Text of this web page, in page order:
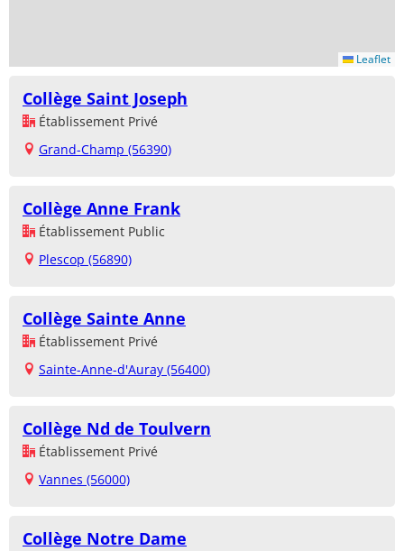
Leaflet
Collège Saint Joseph
Établissement Privé
Grand-Champ (56390)
Collège Anne Frank
Établissement Public
Plescop (56890)
Collège Sainte Anne
Établissement Privé
Sainte-Anne-d'Auray (56400)
Collège Nd de Toulvern
Établissement Privé
Vannes (56000)
Collège Notre Dame